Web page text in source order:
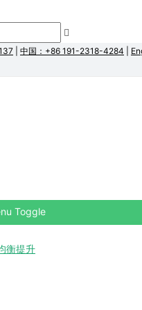
中国：+86 191-2318-4284
Toggle
衡提升